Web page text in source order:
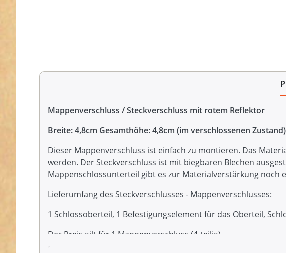
Mappenverschluss / Steckverschluss mit rotem Reflektor
Breite: 4,8cm Gesamthöhe: 4,8cm (im verschlossenen Zustand)
Dieser Mappenverschluss ist einfach zu montieren. Das
werden. Der Steckverschluss ist mit biegbaren Blechen
Mappenschlossunterteil gibt es zur Materialverstärkung noch
Lieferumfang des Steckverschlusses - Mappenverschlusses:
1 Schlossoberteil, 1 Befestigungselement für das Oberteil,
Der Preis gilt für 1 Mappenverschluss (4-teilig)